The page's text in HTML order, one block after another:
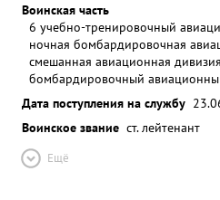
Воинская часть
6 учебно-тренировочный
ночная бомбардировочная
смешанная авиационная дивизия
бомбардировочный
Дата поступления на службу
Воинское звание ст. лейтенант
Ещё